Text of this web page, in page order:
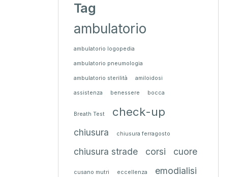
Tag
ambulatorio
ambulatorio logopedia
ambulatorio pneumologia
ambulatorio sterilità amiloidosi
assistenza benessere bocca
Breath Test check-up
chiusura chiusura ferragosto
chiusura strade corsi cuore
cusano mutri eccellenza
emodialisi